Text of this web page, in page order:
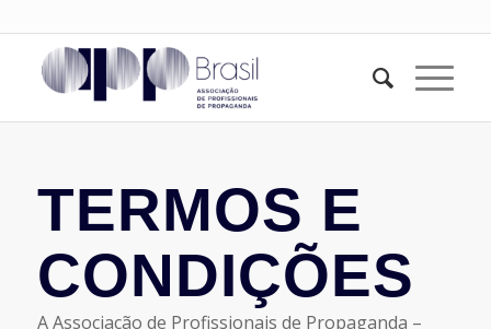
TERMOS E
CONDIÇÕES
A Associação de Profissionais de Propaganda –